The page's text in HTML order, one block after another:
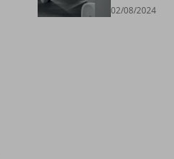
02/08/2024